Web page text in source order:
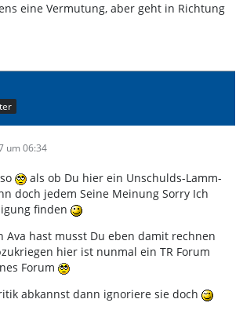
eine Vermutung, aber geht in Richtung
um 06:34
als ob Du hier ein Unschulds-Lamm-
doch jedem Seine Meinung Sorry Ich
finden
Ava hast musst Du eben damit rechnen
hier ist nunmal ein TR Forum
Forum
abkannst dann ignoriere sie doch